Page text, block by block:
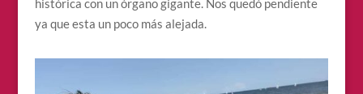
histórica con un órgano gigante. Nos quedó pendiente
ya que esta un poco más alejada.